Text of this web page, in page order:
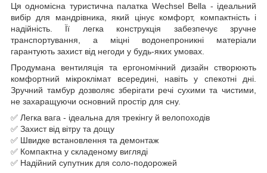
Ця одномісна туристична палатка Wechsel Bella - ідеальний
вибір для мандрівника, який цінує комфорт, компактність і
надійність. Її легка конструкція забезпечує зручне
транспортування, а міцні водонепроникні матеріали
гарантують захист від негоди у будь-яких умовах.
Продумана вентиляція та ергономічний дизайн створюють
комфортний мікроклімат всередині, навіть у спекотні дні.
Зручний тамбур дозволяє зберігати речі сухими та чистими,
не захаращуючи основний простір для сну.
✅ Легка вага - ідеальна для трекінгу й велопоходів
✅ Захист від вітру та дощу
✅ Швидке встановлення та демонтаж
✅ Компактна у складеному вигляді
✅ Надійний супутник для соло-подорожей